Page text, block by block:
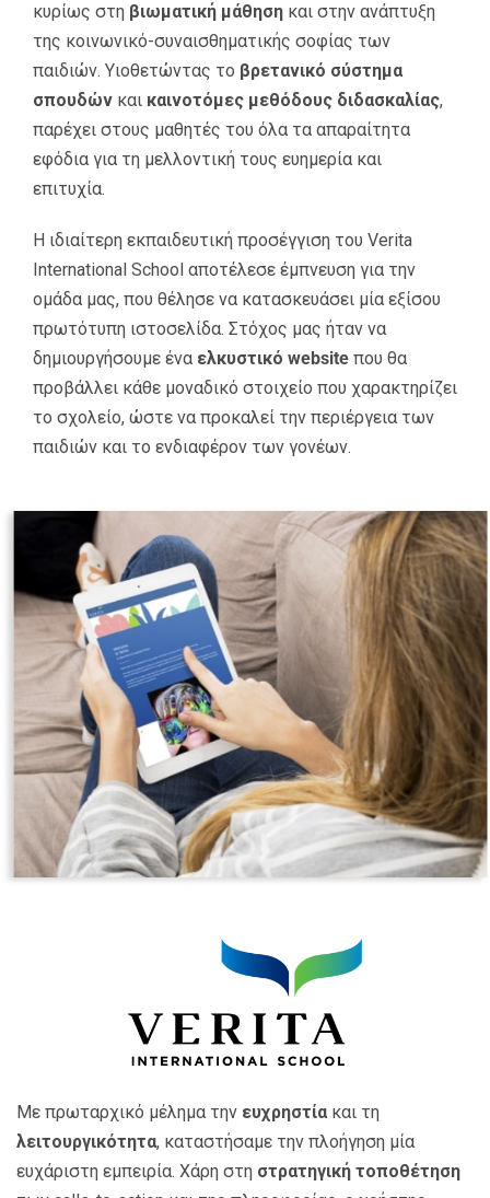
κυρίως στη βιωματική μάθηση και στην ανάπτυξη
της κοινωνικό-συναισθηματικής σοφίας των
παιδιών. Υιοθετώντας το βρετανικό σύστημα
σπουδών και καινοτόμες μεθόδους διδασκαλίας,
παρέχει στους μαθητές του όλα τα απαραίτητα
εφόδια για τη μελλοντική τους ευημερία και
επιτυχία.
Η ιδιαίτερη εκπαιδευτική προσέγγιση του Verita
International School αποτέλεσε έμπνευση για την
ομάδα μας, που θέλησε να κατασκευάσει μία εξίσου
πρωτότυπη ιστοσελίδα. Στόχος μας ήταν να
δημιουργήσουμε ένα ελκυστικό website που θα
προβάλλει κάθε μοναδικό στοιχείο που χαρακτηρίζει
το σχολείο, ώστε να προκαλεί την περιέργεια των
παιδιών και το ενδιαφέρον των γονέων.
Με πρωταρχικό μέλημα την ευχρηστία και τη
λειτουργικότητα, καταστήσαμε την πλοήγηση μία
ευχάριστη εμπειρία. Χάρη στη στρατηγική τοποθέτηση